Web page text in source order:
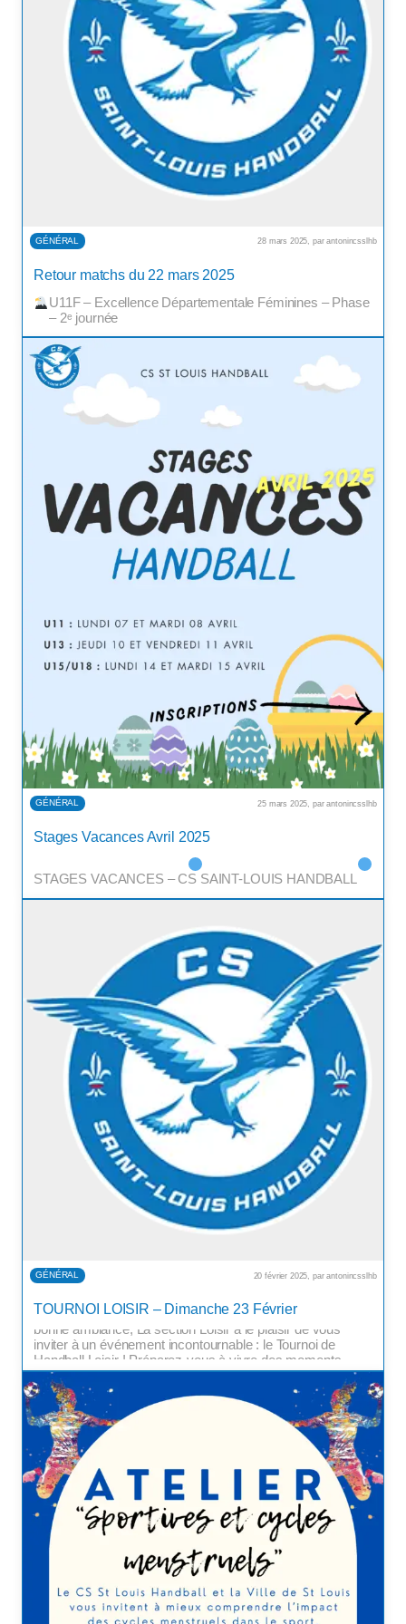
Retour matchs du 22 mars 2025
U11F – Excellence Départementale Féminines – Phase 2
– 2ᵉ journée
GÉNÉRAL 28 mars 2025, par antonincsslhb
Stages Vacances Avril 2025
STAGES VACANCES – CS SAINT-LOUIS HANDBALL
GÉNÉRAL 25 mars 2025, par antonincsslhb
TOURNOI LOISIR – Dimanche 23 Février
Chers amis, passionnés du Handball et amateurs de
bonne ambiance, La section Loisir à le plaisir de vous
inviter à un événement incontournable : le Tournoi de
Handball Loisir ! Préparez-vous à vivre des moments
intenses, riches en émotions et en convivialité. Pourquoi
venir encourager les […]
GÉNÉRAL 20 février 2025, par antonincsslhb